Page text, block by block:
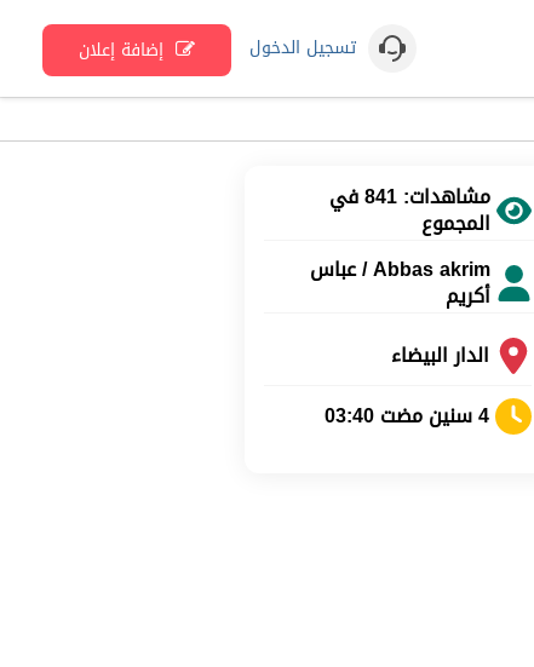
تسجيل الدخول إضافة إعلان
مشاهدات: 841 في
المجموع
Abbas akrim / عباس
أكريم
الدار البيضاء
4 سنين مضت 03:40